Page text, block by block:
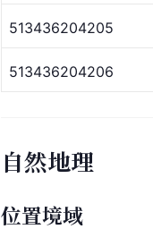
513436204205
513436204206
自然地理
位置境域